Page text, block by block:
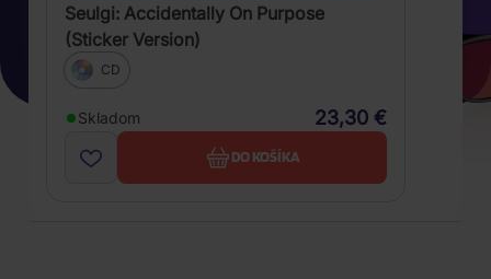
Seulgi: Accidentally On Purpose
(Sticker Version)
CD
Skladom 23,30 €
DO KOŠÍKA